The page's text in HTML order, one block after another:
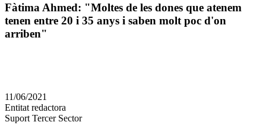
la
notícia
Fàtima Ahmed: "Moltes de les dones que atenem
tenen entre 20 i 35 anys i saben molt poc d'on
arriben"
en
altres
xarxes
11/06/2021
Entitat redactora
Suport Tercer Sector